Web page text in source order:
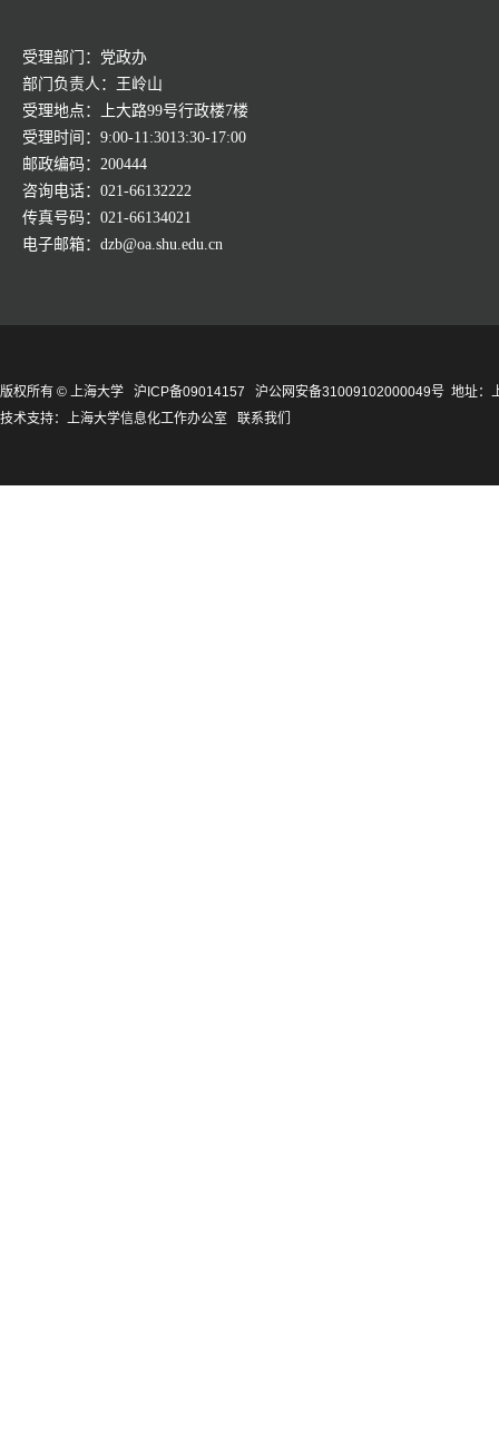
受理部门：党政办
部门负责人：王岭山
受理地点：上大路99号行政楼7楼
受理时间：9:00-11:3013:30-17:00
邮政编码：200444
咨询电话：021-66132222
传真号码：021-66134021
电子邮箱：dzb@oa.shu.edu.cn
版权所有 © 上海大学 沪ICP备09014157 沪公网安备31009102000049号 地址：
技术支持： 上海大学信息化工作办公室 联系我们